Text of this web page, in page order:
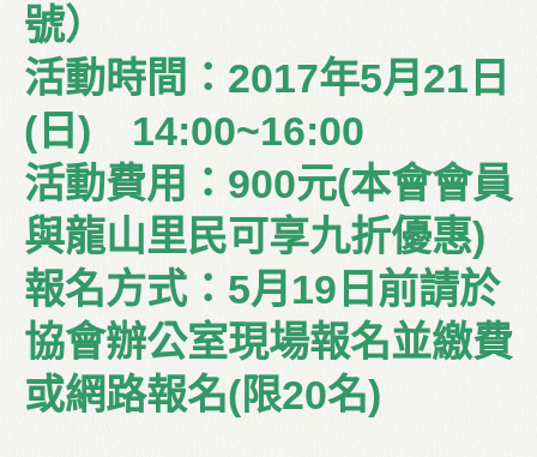
號）
活動時間：2017年5月21日
(日) 14:00~16:00
活動費用：900元(本會會員
與龍山里民可享九折優惠)
報名方式：5月19日前請於
協會辦公室現場報名並繳費
或網路報名(限20名)